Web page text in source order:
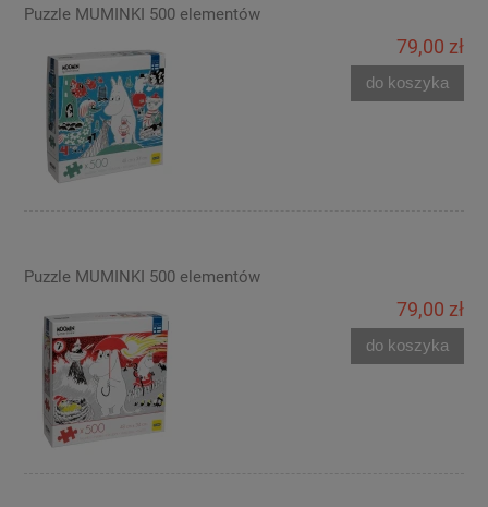
Puzzle MUMINKI 500 elementów
79,00 zł
do koszyka
Puzzle MUMINKI 500 elementów
79,00 zł
do koszyka